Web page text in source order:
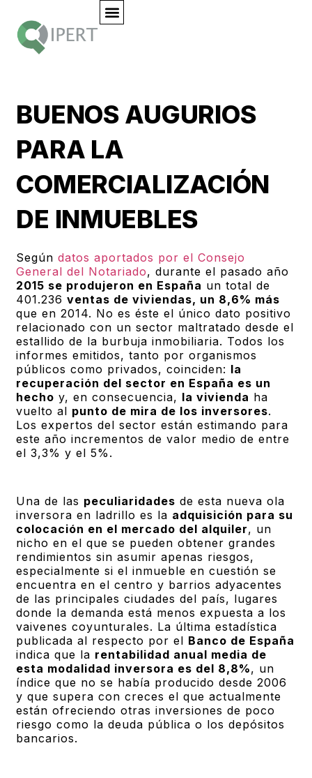
BUENOS AUGURIOS
PARA LA
COMERCIALIZACIÓN
DE INMUEBLES
Segúndatos aportados por el Consejo
General del Notariado, durante el pasado año
2015 se produjeron en España un total de
401.236ventas de viviendas, un 8,6% más
que en 2014. No es éste el único dato positivo
relacionado con un sector maltratado desde el
estallido de la burbuja inmobiliaria. Todos los
informes emitidos, tanto por organismos
públicos como privados, coinciden: la
recuperación del sector en España es un
hecho y, en consecuencia, la vivienda ha
vuelto al punto de mira de los inversores.
Los expertos del sector están estimando para
este año incrementos de valor medio de entre
el 3,3% y el 5%.
Una de las peculiaridades de esta nueva ola
inversora en ladrillo es la adquisición para su
colocación en el mercado del alquiler, un
nicho en el que se pueden obtener grandes
rendimientos sin asumir apenas riesgos,
especialmente si el inmueble en cuestión se
encuentra en el centro y barrios adyacentes
de las principales ciudades del país, lugares
donde la demanda está menos expuesta a los
vaivenes coyunturales. La última estadística
publicada al respecto por el Banco de España
indica que la rentabilidad anual media de
esta modalidad inversora es del 8,8%, un
índice que no se había producido desde 2006
y que supera con creces el que actualmente
están ofreciendo otras inversiones de poco
riesgo como la deuda pública o los depósitos
bancarios.